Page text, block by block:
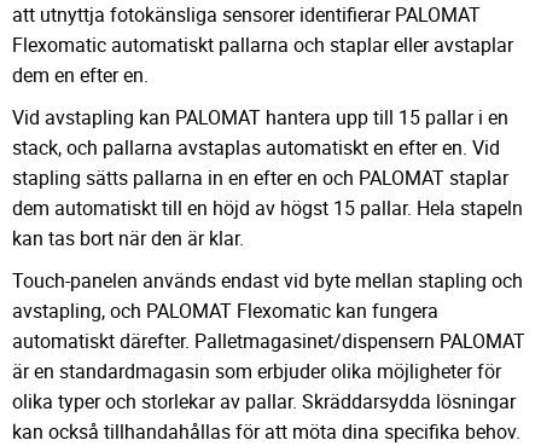
att utnyttja fotokänsliga sensorer identifierar PALOMAT
Flexomatic automatiskt pallarna och staplar eller avstaplar
dem en efter en.
Vid avstapling kan PALOMAT hantera upp till 15 pallar i en
stack, och pallarna avstaplas automatiskt en efter en. Vid
stapling sätts pallarna in en efter en och PALOMAT staplar
dem automatiskt till en höjd av högst 15 pallar. Hela stapeln
kan tas bort när den är klar.
Touch-panelen används endast vid byte mellan stapling och
avstapling, och PALOMAT Flexomatic kan fungera
automatiskt därefter. Palletmagasinet/dispensern PALOMAT
är en standardmagasin som erbjuder olika möjligheter för
olika typer och storlekar av pallar. Skräddarsydda lösningar
kan också tillhandahållas för att möta dina specifika behov.